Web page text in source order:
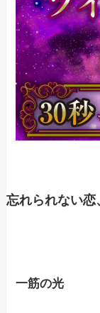
忘れられない恋
一筋の光